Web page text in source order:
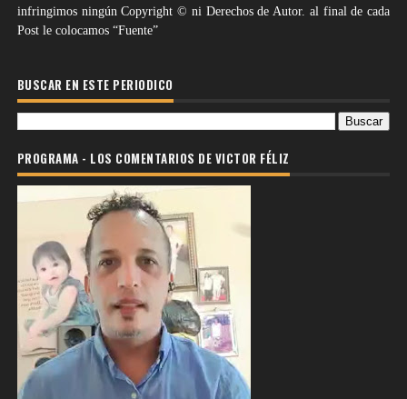
infringimos ningún Copyright © ni Derechos de Autor. al final de cada
Post le colocamos “Fuente”
BUSCAR EN ESTE PERIODICO
PROGRAMA - LOS COMENTARIOS DE VICTOR FÉLIZ